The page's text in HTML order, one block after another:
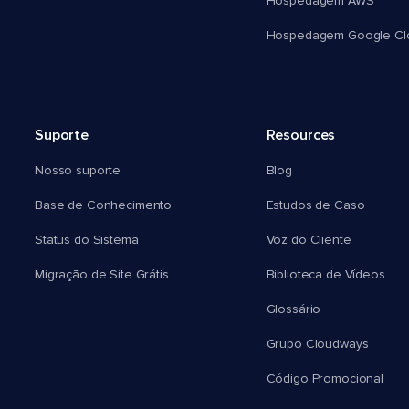
Hospedagem Google
Suporte
Nosso suporte
Base de Conhecimento
Status do Sistema
Migração de Site Grátis
Resources
Blog
Estudos de Caso
Voz do Cliente
Biblioteca de Vídeos
Glossário
Grupo Cloudways
Código Promocional